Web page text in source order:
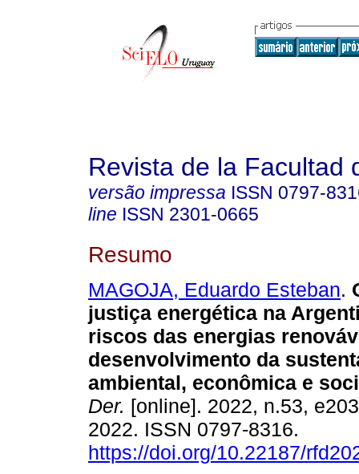
Revista de la Facultad
versão impressa ISSN 0797-
line ISSN 2301-0665
Resumo
MAGOJA, Eduardo Esteban.
justiça energética na
riscos das energias
desenvolvimento da
ambiental, econômica e
Der. [online]. 2022, n.53,
2022. ISSN 0797-8316.
https://doi.org/10.22187/